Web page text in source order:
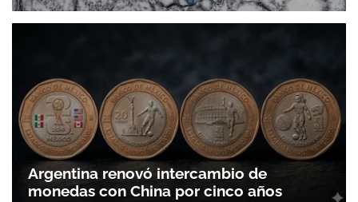
Argentina renovó intercambio de
monedas con China por cinco años